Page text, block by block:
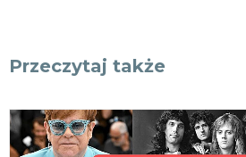
Przeczytaj także